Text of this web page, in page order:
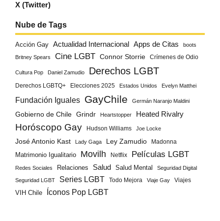
X (Twitter)
Nube de Tags
Acción Gay Actualidad Internacional Apps de Citas boots
Britney Spears Cine LGBT Connor Storrie Crímenes de Odio
Cultura Pop Daniel Zamudio Derechos LGBT
Derechos LGBTQ+ Elecciones 2025 Estados Unidos Evelyn Matthei
Fundación Iguales GayChile Germán Naranjo Maldini
Gobierno de Chile Grindr Heartstopper Heated Rivalry
Horóscopo Gay Hudson Williams Joe Locke
José Antonio Kast Lady Gaga Ley Zamudio Madonna
Matrimonio Igualitario Movilh Netflix Películas LGBT
Redes Sociales Relaciones Salud Salud Mental Seguridad Digital
Seguridad LGBT Series LGBT Todo Mejora Viaje Gay
Viajes
VIH Chile
Íconos Pop LGBT